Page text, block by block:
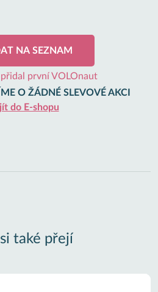
NA SEZNAM
první VOLOnaut
O ŽÁDNÉ SLEVOVÉ AKCI
do E-shopu
také přejí